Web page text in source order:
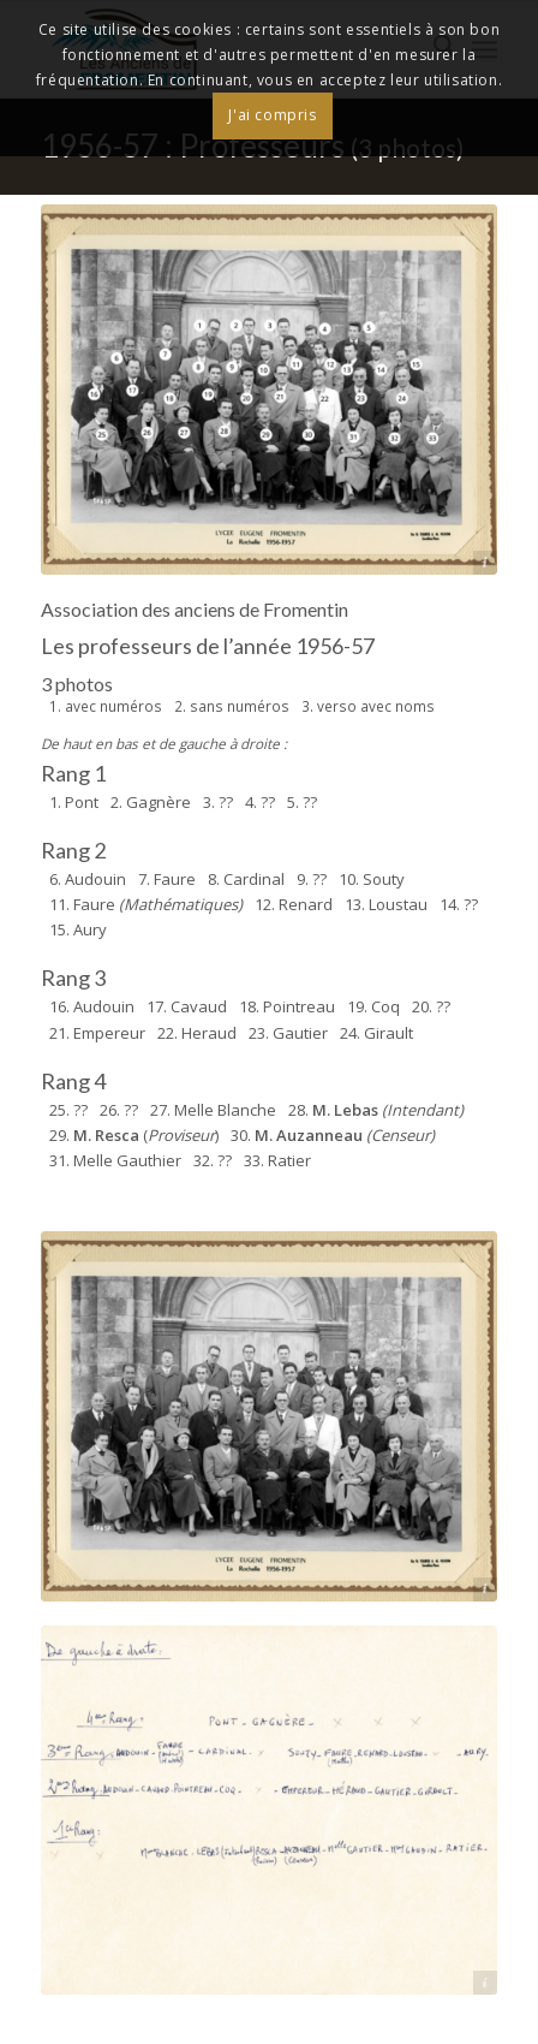
1956-57 : Professeurs (3 photos)
Source : Henri-Jean Resca
Association des anciens de Fromentin
Les professeurs de l’année 1956-57
3 photos
1. avec numéros 2. sans numéros
3. verso avec noms
De haut en bas et de gauche à droite :
Rang 1
1. Pont 2. Gagnère 3. ?? 4. ?? 5. ??
Rang 2
6. Audouin 7. Faure 8. Cardinal 9. ??
10. Souty
11. Faure (Mathématiques) 12. Renard 13. Loustau
14. ??
15. Aury
Rang 3
16. Audouin 17. Cavaud 18. Pointreau 19. Coq
20. ??
21. Empereur 22. Heraud 23. Gautier 24. Girault
Rang 4
25. ?? 26. ?? 27. Melle Blanche 28. M. Lebas (Intendant)
29. M. Resca (Proviseur) 30. M. Auzanneau (Censeur)
31. Melle Gauthier 32. ?? 33. Ratier
Source : Henri-Jean Resca
Ce site utilise des cookies : certains sont essentiels à son bon
fonctionnement et d'autres permettent d'en mesurer la
fréquentation. En continuant, vous en acceptez leur utilisation.
J'ai compris